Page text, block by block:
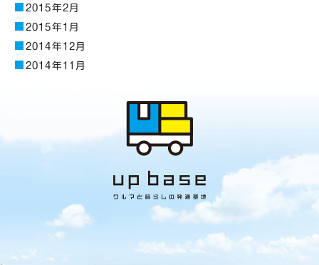
2015年2月
2015年1月
2014年12月
2014年11月